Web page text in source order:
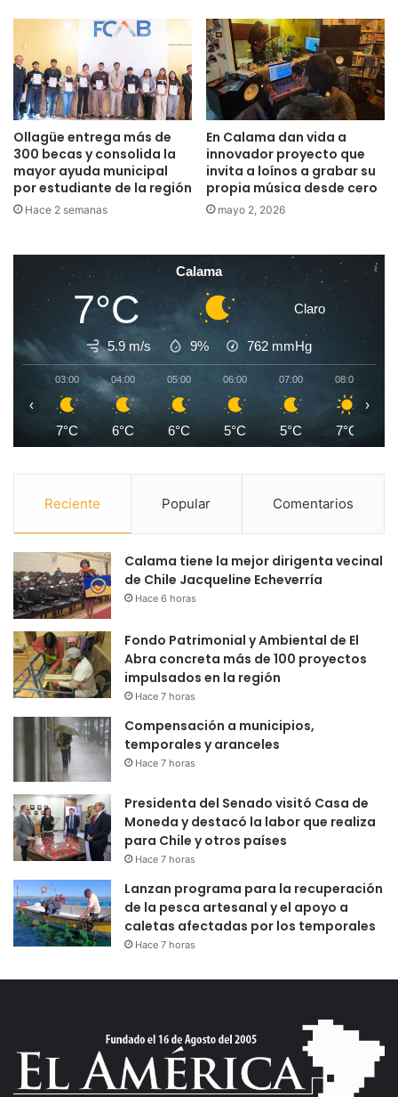
Ollagüe entrega más de
300 becas y consolida la
mayor ayuda municipal
por estudiante de la región
Hace 2 semanas
En Calama dan vida a
innovador proyecto que
invita a loínos a grabar su
propia música desde cero
mayo 2, 2026
Calama
7°C Claro
5.9 m/s 9% 762 mmHg
03:00
7°C
04:00
6°C
05:00
6°C
06:00
5°C
07:00
5°C
08:00
7°C
‹ ›
Reciente Popular Comentarios
Calama tiene la mejor dirigenta vecinal
de Chile Jacqueline Echeverría
Hace 6 horas
Fondo Patrimonial y Ambiental de El
Abra concreta más de 100 proyectos
impulsados en la región
Hace 7 horas
Compensación a municipios,
temporales y aranceles
Hace 7 horas
Presidenta del Senado visitó Casa de
Moneda y destacó la labor que realiza
para Chile y otros países
Hace 7 horas
Lanzan programa para la recuperación
de la pesca artesanal y el apoyo a
caletas afectadas por los temporales
Hace 7 horas